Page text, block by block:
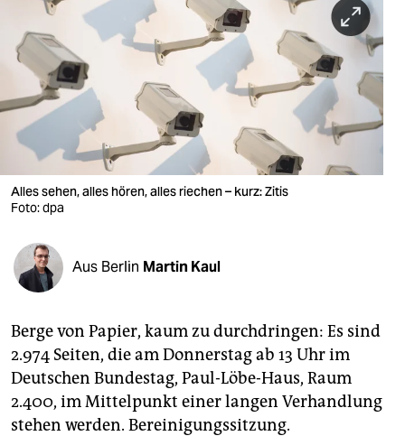
sport
berlin
nord
wahrheit
verlag
verlag
veranstaltungen
shop
unterstützen
abo
genossenschaft
Alles sehen, alles hören, alles riechen – kurz: Zitis
Foto: dpa
Aus Berlin Martin Kaul
Berge von Papier, kaum zu durchdringen: Es sind
2.974 Seiten, die am Donnerstag ab 13 Uhr im
Deutschen Bundestag, Paul-Löbe-Haus, Raum
2.400, im Mittelpunkt einer langen Verhandlung
stehen werden. Bereinigungssitzung.